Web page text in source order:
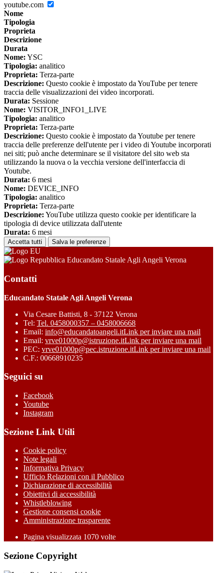
youtube.com
Nome
Tipologia
Proprieta
Descrizione
Durata
Nome: YSC
Tipologia: analitico
Proprieta: Terza-parte
Descrizione: Questo cookie è impostato da YouTube per tenere
traccia delle visualizzazioni dei video incorporati.
Durata: Sessione
Nome: VISITOR_INFO1_LIVE
Tipologia: analitico
Proprieta: Terza-parte
Descrizione: Questo cookie è impostato da Youtube per tenere
traccia delle preferenze dell'utente per i video di Youtube incorporati
nei siti; può anche determinare se il visitatore del sito web sta
utilizzando la nuova o la vecchia versione dell'interfaccia di
Youtube.
Durata: 6 mesi
Nome: DEVICE_INFO
Tipologia: analitico
Proprieta: Terza-parte
Descrizione: YouTube utilizza questo cookie per identificare la
tipologia di device utilizzata dall'utente
Durata: 6 mesi
Accetta tutti Salva le preferenze
Educandato Statale Agli Angeli Verona
Contatti
Educandato Statale Agli Angeli Verona
Via Cesare Battisti, 8 - 37122 Verona
Tel: Tel. 0458000357 – 0458006668
Email: info@educandatoangeli.itLink per inviare una mail
Email: vrve01000p@istruzione.itLink per inviare una mail
PEC: vrve01000p@pec.istruzione.itLink per inviare una mail
C.F.: 00668910235
Seguici su
Facebook
Youtube
Instagram
Sezione Link Utili
Cookie policy
Note legali
Informativa Privacy
Ufficio Relazioni con il Pubblico
Dichiarazione di accessibilità
Obiettivi di accessibilità
Whistleblowing
Gestione consensi cookie
Amministrazione trasparente
Pagina visualizzata 1070 volte
Sezione Copyright